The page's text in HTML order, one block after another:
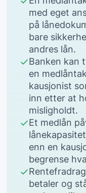
med eget
på
bare
andres lån.
Banken kan
en
kausjonist
inn etter at
misligholdt.
Et medlån
enn en
begrense
betaler og